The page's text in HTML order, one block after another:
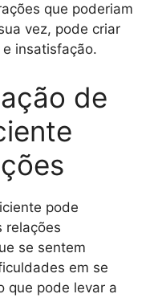
que poderiam
vez, pode criar
insatisfação.
de
pode
relações
se sentem
em se
que pode levar a